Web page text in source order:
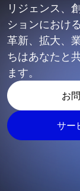
リジェンス、
ションにおけ
革新、拡大、
ちはあなたと
ます。
お
サー